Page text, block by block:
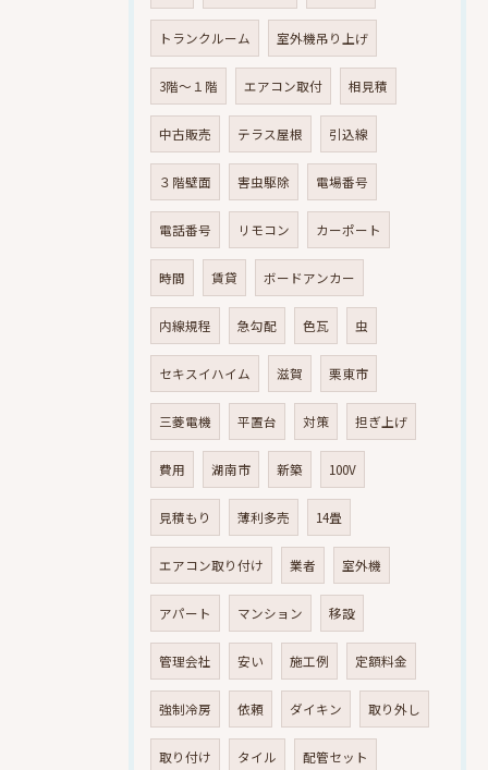
トランクルーム 室外機吊り上げ
3階～１階 エアコン取付 相見積
中古販売 テラス屋根 引込線
３階壁面 害虫駆除 電場番号
電話番号 リモコン カーポート
時間 賃貸 ボードアンカー
内線規程 急勾配 色瓦 虫
セキスイハイム 滋賀 栗東市
三菱電機 平置台 対策 担ぎ上げ
費用 湖南市 新築 100V
見積もり 薄利多売 14畳
エアコン取り付け 業者 室外機
アパート マンション 移設
管理会社 安い 施工例 定額料金
強制冷房 依頼 ダイキン 取り外し
取り付け タイル 配管セット